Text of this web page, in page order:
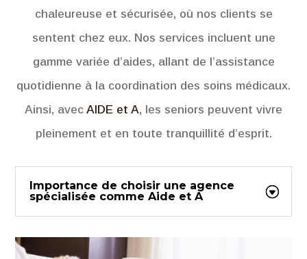
chaleureuse et sécurisée, où nos clients se
sentent chez eux. Nos services incluent une
gamme variée d’aides, allant de l’assistance
quotidienne à la coordination des soins médicaux.
Ainsi, avec AIDE et A, les seniors peuvent vivre
pleinement et en toute tranquillité d’esprit.
Importance de choisir une agence
spécialisée comme Aide et A